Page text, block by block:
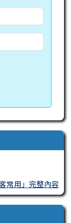
常用」完整內容